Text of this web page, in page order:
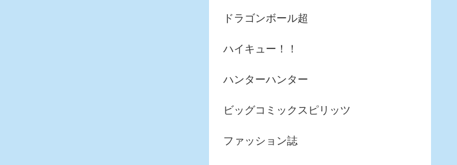
ドラゴンボール超
ハイキュー！！
ハンターハンター
ビッグコミックスピリッツ
ファッション誌